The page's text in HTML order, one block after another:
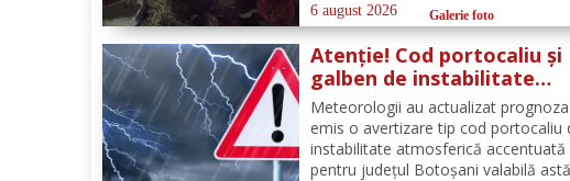
scurt timp, pompierii din cadrul
de Lucru Flămânzi, cu o
stingere și...
6 august 2026 Galerie foto
Atenție! Cod portocaliu și
galben de instabilitate
atmosferică pentru
Botoșani
Meteorologii au actualizat
emis o avertizare tip cod portocaliu
instabilitate atmosferică accentuată
pentru județul Botoșani valabilă